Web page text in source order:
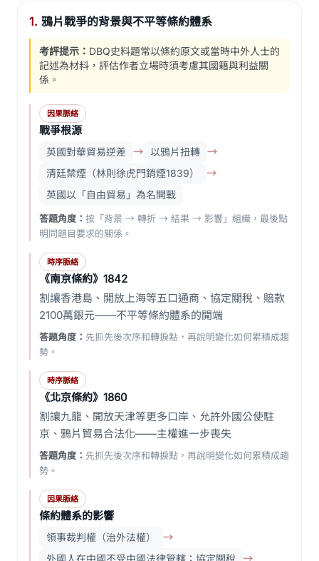
1. 鴉片戰爭的背景與不平等條約體系
考評提示： DBQ史料題常以條約原文或當時中外人士的
記述為材料，評估作者立場時須考慮其國籍與利益關
係。
因果脈絡
戰爭根源
英國對華貿易逆差 → 以鴉片扭轉 →
清廷禁煙（林則徐虎門銷煙1839）
→
英國以「自由貿易」為名開戰
答題角度： 按「背景 → 轉折 → 結果 → 影響」組織，最後點
明同題目要求的關係。
時序脈絡
《南京條約》1842
割讓香港島、開放上海等五口通商、協定關稅、賠款
2100萬銀元——不平等條約體系的開端
答題角度： 先抓先後次序和轉捩點，再說明變化如何累積成趨
勢。
時序脈絡
《北京條約》1860
割讓九龍、開放天津等更多口岸、允許外國公使駐
京、鴉片貿易合法化——主權進一步喪失
答題角度： 先抓先後次序和轉捩點，再說明變化如何累積成趨
勢。
因果脈絡
條約體系的影響
領事裁判權（治外法權）
→
外國人在中國不受中國法律管轄；協定關稅
→